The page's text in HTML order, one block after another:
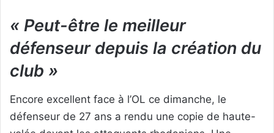
« Peut-être le meilleur
défenseur depuis la création du
club »
Encore excellent face à l’OL ce dimanche, le
défenseur de 27 ans a rendu une copie de haute-